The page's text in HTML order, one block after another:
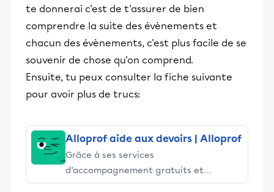
te donnerai c'est de t'assurer de bien
comprendre la suite des évènements et
chacun des évènements, c'est plus facile de se
souvenir de chose qu'on comprend.
Ensuite, tu peux consulter la fiche suivante
pour avoir plus de trucs:
Alloprof aide aux devoirs | Alloprof
Grâce à ses services
d’accompagnement gratuits et
stimulants, Alloprof engage les élèves